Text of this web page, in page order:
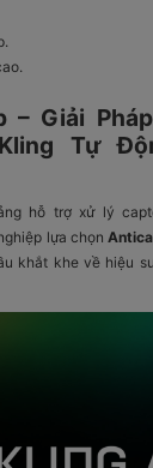
– Giải
Tự
hỗ trợ xử lý
lựa chọn
khắt khe về hiệu